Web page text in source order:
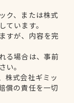
ク、または株式
います。
すが、内容を完
る場合は、事前
い。
株式会社ギミッ
償の責任を一切